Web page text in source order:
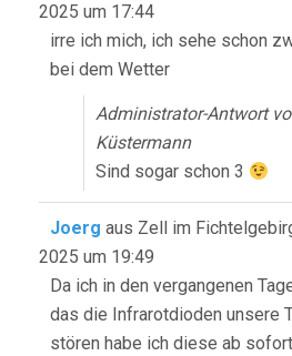
2025 um 17:44
irre ich mich, ich sehe schon
bei dem Wetter
Administrator-Antwort
Küstermann
Sind sogar schon 3
Joerg aus Zell im
2025 um 19:49
Da ich in den vergangenen
das die Infrarotdioden unsere
stören habe ich diese ab